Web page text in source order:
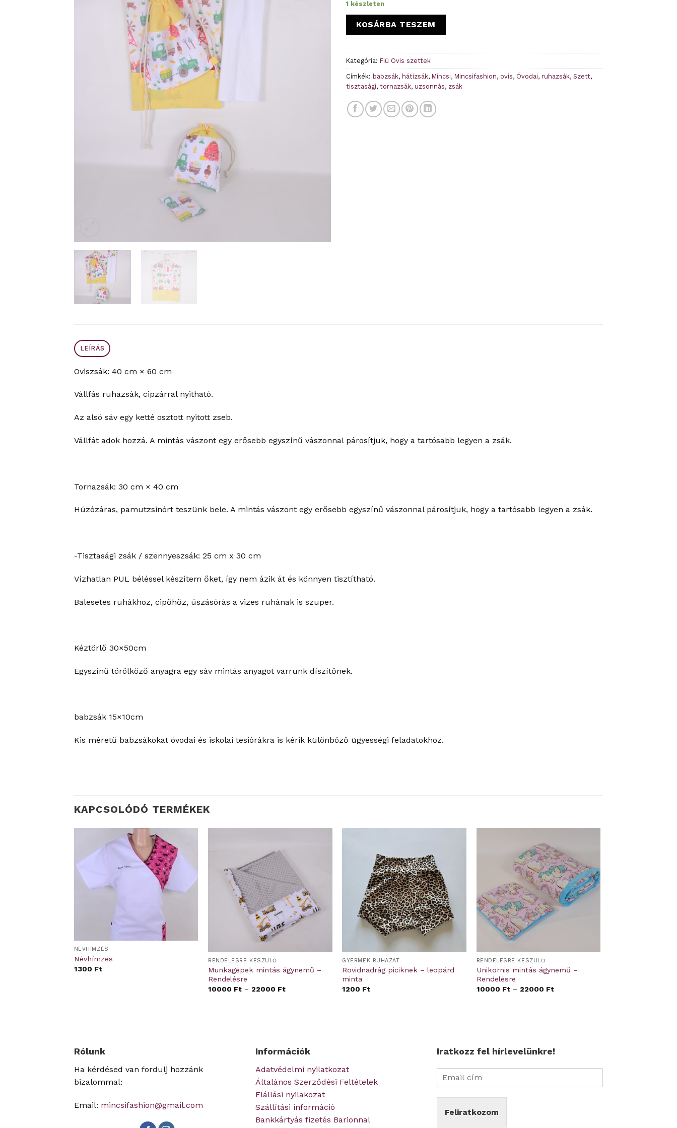
1 készleten
KOSÁRBA TESZEM
Kategória: Fiú Ovis szettek
Címkék: babzsák, hátizsák, Mincsi, Mincsifashion, ovis, Óvodai, ruhazsák, Szett,
tisztasági, tornazsák, uzsonnás, zsák
LEÍRÁS
Oviszsák: 40 cm × 60 cm
Vállfás ruhazsák, cipzárral nyitható.
Az alsó sáv egy ketté osztott nyitott zseb.
Vállfát adok hozzá. A mintás vászont egy erősebb egyszínű vászonnal párosítjuk, hogy a tartósabb legyen a zsák.
Tornazsák: 30 cm × 40 cm
Húzózáras, pamutzsinórt teszünk bele. A mintás vászont egy erősebb egyszínű vászonnal párosítjuk, hogy a tartósabb legyen a zsák.
-Tisztasági zsák / szennyeszsák: 25 cm x 30 cm
Vízhatlan PUL béléssel készítem őket, így nem ázik át és könnyen tisztítható.
Balesetes ruhákhoz, cipőhőz, úszásórás a vizes ruhának is szuper.
Kéztörlő 30×50cm
Egyszínű törölköző anyagra egy sáv mintás anyagot varrunk díszítőnek.
babzsák 15×10cm
Kis méretű babzsákokat óvodai és iskolai tesiórákra is kérik különböző ügyességi feladatokhoz.
KAPCSOLÓDÓ TERMÉKEK
NÉVHÍMZÉS
Névhímzés
1300 Ft
RENDELÉSRE KÉSZÜLŐ
Munkagépek mintás ágynemű –
Rendelésre
10000 Ft – 22000 Ft
GYERMEK RUHÁZAT
Rövidnadrág piciknek – leopárd
minta
1200 Ft
RENDELÉSRE KÉSZÜLŐ
Unikornis mintás ágynemű –
Rendelésre
10000 Ft– 22000 Ft
Rólunk
Ha kérdésed van fordulj hozzánk
bizalommal:
Email: mincsifashion@gmail.com
Információk
Adatvédelmi nyilatkozat
Általános Szerződési Feltételek
Elállási nyilakozat
Szállítási információ
Bankkártyás fizetés Barionnal
Iratkozz fel hírlevelünkre!
Feliratkozom